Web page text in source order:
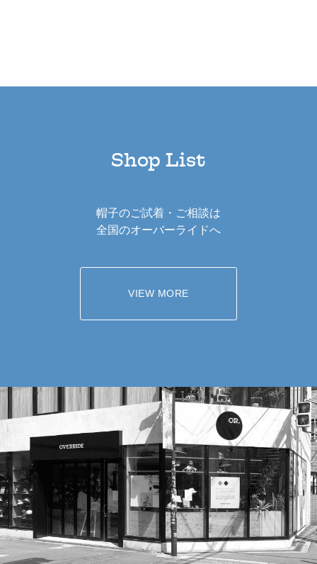
Shop List
帽子のご試着・ご相談は
全国のオーバーライドへ
VIEW MORE